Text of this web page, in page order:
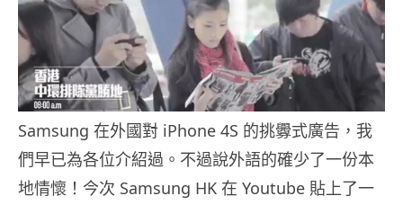
Samsung 在外國對 iPhone 4S 的挑釁式廣告，我
們早已為各位介紹過。不過說外語的確少了一份本
地情懷！今次 Samsung HK 在 Youtube 貼上了一